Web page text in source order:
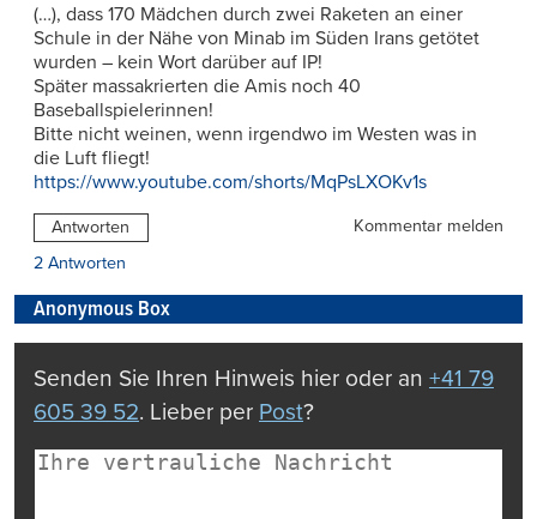
(…), dass 170 Mädchen durch zwei Raketen an einer
Schule in der Nähe von Minab im Süden Irans getötet
wurden – kein Wort darüber auf IP!
Später massakrierten die Amis noch 40
Baseballspielerinnen!
Bitte nicht weinen, wenn irgendwo im Westen was in
die Luft fliegt!
https://www.youtube.com/shorts/MqPsLXOKv1s
Antworten
Kommentar melden
2 Antworten
Anonymous Box
Senden Sie Ihren Hinweis hier oder an +41 79
605 39 52. Lieber per Post?